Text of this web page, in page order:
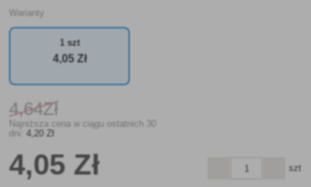
Warianty
1 szt
4,05 Zł
4,64Zł
Najniższa cena w ciągu ostatnich 30
dni:
4,20 Zł
4,05 Zł szt